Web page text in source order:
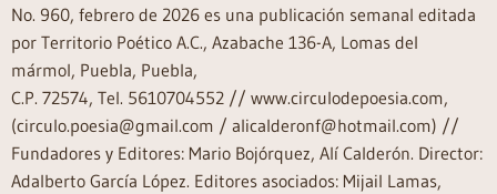
No. 960, febrero de 2026 es una publicación semanal editada
por Territorio Poético A.C., Azabache 136-A, Lomas del
mármol, Puebla, Puebla,
C.P. 72574, Tel. 5610704552 // www.circulodepoesia.com,
(circulo.poesia@gmail.com / alicalderonf@hotmail.com) //
Fundadores y Editores: Mario Bojórquez, Alí Calderón. Director:
Adalberto García López. Editores asociados: Mijail Lamas,